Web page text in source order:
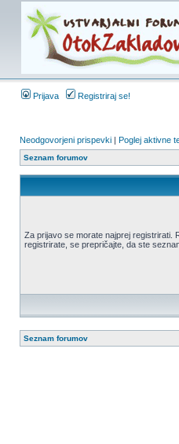
Prijava Registriraj se!
Neodgovorjeni prispevki | Poglej aktivne
Seznam forumov
Za prijavo se morate najprej registrirati.
registrirate, se prepričajte, da ste
Seznam forumov